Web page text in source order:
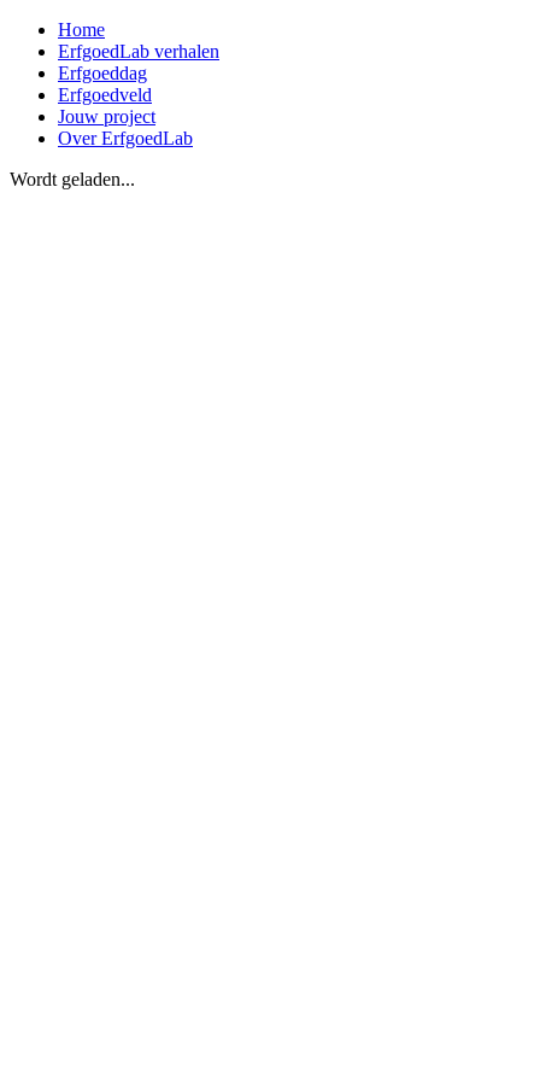
Home
ErfgoedLab verhalen
Erfgoeddag
Erfgoedveld
Jouw project
Over ErfgoedLab
Wordt geladen...